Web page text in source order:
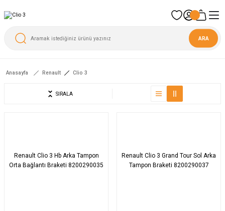
ARA
Anasayfa Renault Clio 3
SIRALA
Renault Clio 3 Hb Arka Tampon
Orta Bağlantı Braketi 8200290035
Renault Clio 3 Grand Tour Sol Arka
Tampon Braketi 8200290037